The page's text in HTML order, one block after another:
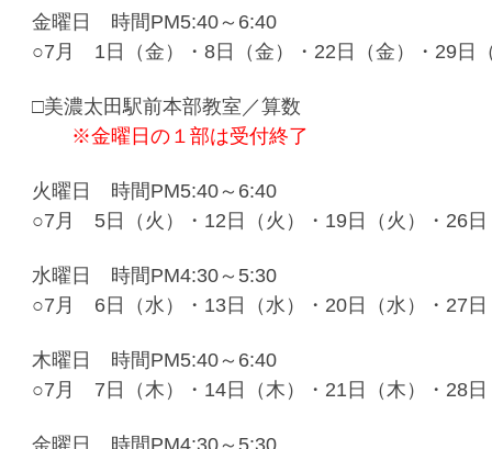
金曜日 時間PM5:40～6:40
○7月 1日（金）・8日（金）・22日（金）・29日
□美濃太田駅前本部教室／算数
※金曜日の１部は受付終了
火曜日 時間PM5:40～6:40
○7月 5日（火）・12日（火）・19日（火）・26日
水曜日 時間PM4:30～5:30
○7月 6日（水）・13日（水）・20日（水）・27日
木曜日 時間PM5:40～6:40
○7月 7日（木）・14日（木）・21日（木）・28日